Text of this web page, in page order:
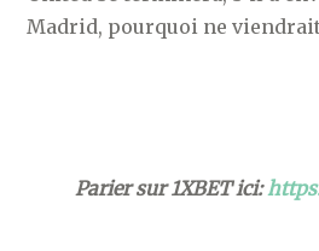
Madrid, pourquoi ne
Parier sur 1XBET ici: